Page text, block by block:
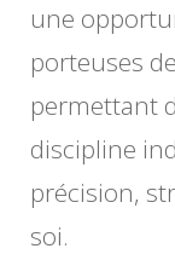
une
porteuses
permettant
discipline
précision,
soi.